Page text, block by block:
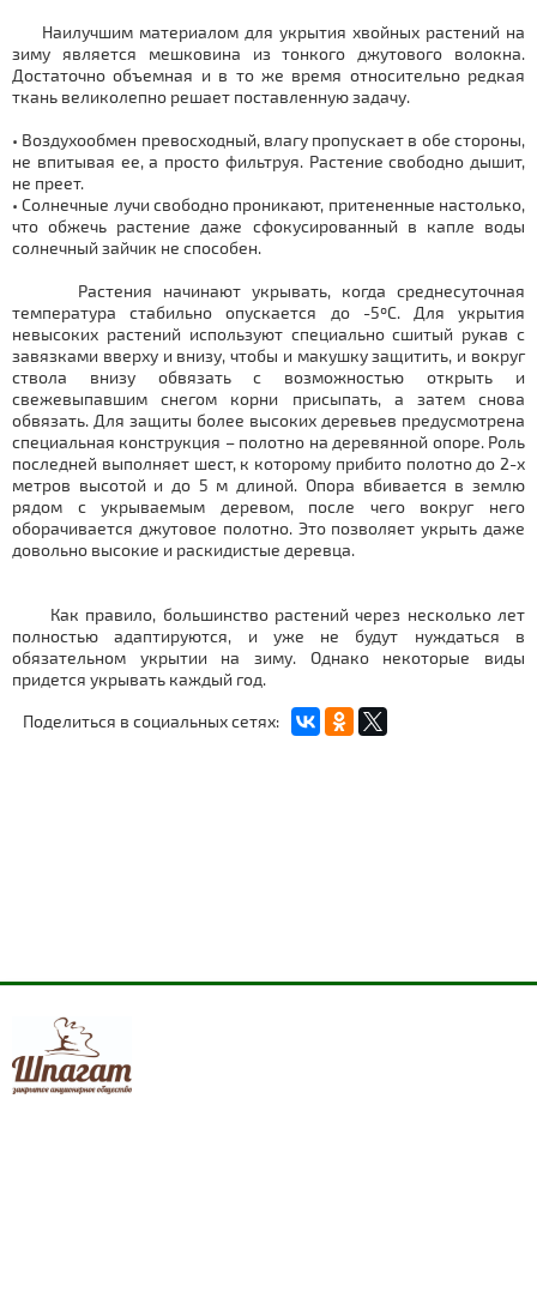
Наилучшим материалом для укрытия хвойных растений на
зиму является мешковина из тонкого джутового волокна.
Достаточно объемная и в то же время относительно редкая
ткань великолепно решает поставленную задачу.
• Воздухообмен превосходный, влагу пропускает в обе стороны,
не впитывая ее, а просто фильтруя. Растение свободно дышит,
не преет.
• Солнечные лучи свободно проникают, притененные настолько,
что обжечь растение даже сфокусированный в капле воды
солнечный зайчик не способен.
Растения начинают укрывать, когда среднесуточная
температура стабильно опускается до -5ºС. Для укрытия
невысоких растений используют специально сшитый рукав с
завязками вверху и внизу, чтобы и макушку защитить, и вокруг
ствола внизу обвязать с возможностью открыть и
свежевыпавшим снегом корни присыпать, а затем снова
обвязать. Для защиты более высоких деревьев предусмотрена
специальная конструкция – полотно на деревянной опоре. Роль
последней выполняет шест, к которому прибито полотно до 2-х
метров высотой и до 5 м длиной. Опора вбивается в землю
рядом с укрываемым деревом, после чего вокруг него
оборачивается джутовое полотно. Это позволяет укрыть даже
довольно высокие и раскидистые деревца.
Как правило, большинство растений через несколько лет
полностью адаптируются, и уже не будут нуждаться в
обязательном укрытии на зиму. Однако некоторые виды
придется укрывать каждый год.
Поделиться в социальных сетях: